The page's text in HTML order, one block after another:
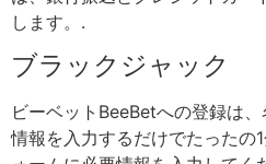
します。.
ブラックジャック
ビーベットBeeBetへの登録は
情報を入力するだけでたったの